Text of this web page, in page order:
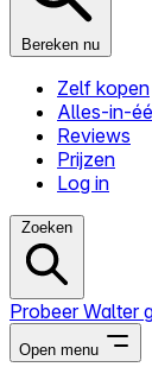
Bereken nu
Zelf kopen
Alles-in-
Reviews
Prijzen
Log in
Zoeken
Probeer Walter
Open menu